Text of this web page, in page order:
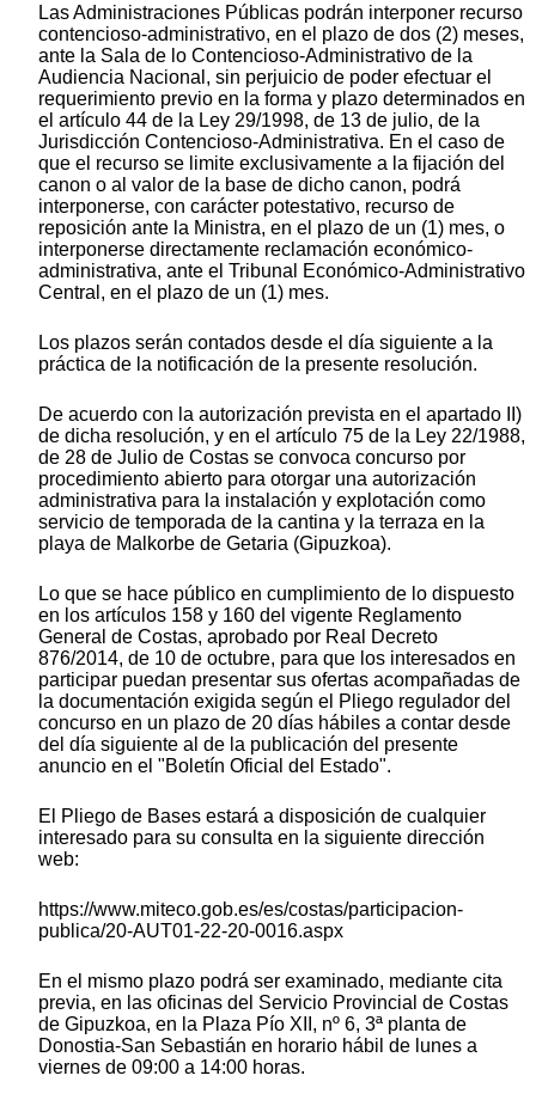
Las Administraciones Públicas podrán interponer recurso
contencioso-administrativo, en el plazo de dos (2) meses,
ante la Sala de lo Contencioso-Administrativo de la
Audiencia Nacional, sin perjuicio de poder efectuar el
requerimiento previo en la forma y plazo determinados en
el artículo 44 de la Ley 29/1998, de 13 de julio, de la
Jurisdicción Contencioso-Administrativa. En el caso de
que el recurso se limite exclusivamente a la fijación del
canon o al valor de la base de dicho canon, podrá
interponerse, con carácter potestativo, recurso de
reposición ante la Ministra, en el plazo de un (1) mes, o
interponerse directamente reclamación económico-
administrativa, ante el Tribunal Económico-Administrativo
Central, en el plazo de un (1) mes.
Los plazos serán contados desde el día siguiente a la
práctica de la notificación de la presente resolución.
De acuerdo con la autorización prevista en el apartado II)
de dicha resolución, y en el artículo 75 de la Ley 22/1988,
de 28 de Julio de Costas se convoca concurso por
procedimiento abierto para otorgar una autorización
administrativa para la instalación y explotación como
servicio de temporada de la cantina y la terraza en la
playa de Malkorbe de Getaria (Gipuzkoa).
Lo que se hace público en cumplimiento de lo dispuesto
en los artículos 158 y 160 del vigente Reglamento
General de Costas, aprobado por Real Decreto
876/2014, de 10 de octubre, para que los interesados en
participar puedan presentar sus ofertas acompañadas de
la documentación exigida según el Pliego regulador del
concurso en un plazo de 20 días hábiles a contar desde
del día siguiente al de la publicación del presente
anuncio en el "Boletín Oficial del Estado".
El Pliego de Bases estará a disposición de cualquier
interesado para su consulta en la siguiente dirección
web:
https://www.miteco.gob.es/es/costas/participacion-
publica/20-AUT01-22-20-0016.aspx
En el mismo plazo podrá ser examinado, mediante cita
previa, en las oficinas del Servicio Provincial de Costas
de Gipuzkoa, en la Plaza Pío XII, nº 6, 3ª planta de
Donostia-San Sebastián en horario hábil de lunes a
viernes de 09:00 a 14:00 horas.